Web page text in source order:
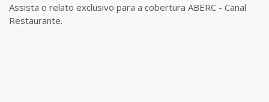
Assista o relato exclusivo para a cobertura ABERC - Canal
Restaurante.